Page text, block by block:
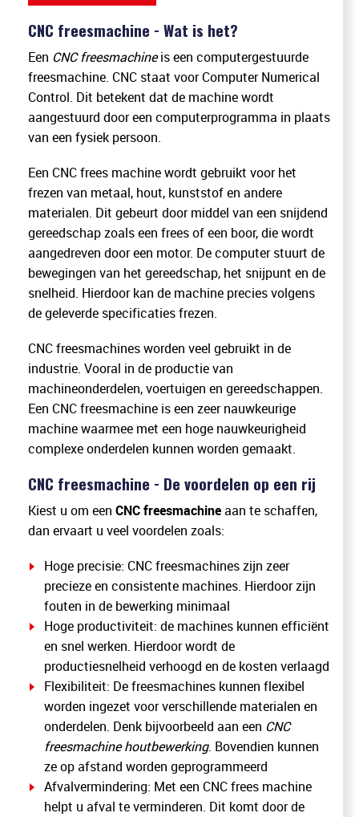
CNC freesmachine - Wat is het?
Een CNC freesmachineis een computergestuurde
freesmachine. CNC staat voor Computer Numerical
Control. Dit betekent dat de machine wordt
aangestuurd door een computerprogramma in plaats
van een fysiek persoon.
Een CNC frees machine wordt gebruikt voor het
frezen van metaal, hout, kunststof en andere
materialen. Dit gebeurt door middel van een snijdend
gereedschap zoals een frees of een boor, die wordt
aangedreven door een motor. De computer stuurt de
bewegingen van het gereedschap, het snijpunt en de
snelheid. Hierdoor kan de machine precies volgens
de geleverde specificaties frezen.
CNC freesmachines worden veel gebruikt in de
industrie. Vooral in de productie van
machineonderdelen, voertuigen en gereedschappen.
Een CNC freesmachine is een zeer nauwkeurige
machine waarmee met een hoge nauwkeurigheid
complexe onderdelen kunnen worden gemaakt.
CNC freesmachine - De voordelen op een rij
Kiest u om een CNC freesmachineaan te schaffen,
dan ervaart u veel voordelen zoals:
Hoge precisie: CNC freesmachines zijn zeer
precieze en consistente machines. Hierdoor zijn
fouten in de bewerking minimaal
Hoge productiviteit: de machines kunnen efficiënt
en snel werken. Hierdoor wordt de
productiesnelheid verhoogd en de kosten verlaagd
Flexibiliteit: De freesmachines kunnen flexibel
worden ingezet voor verschillende materialen en
onderdelen. Denk bijvoorbeeld aan een CNC
freesmachine houtbewerking. Bovendien kunnen
ze op afstand worden geprogrammeerd
Afvalvermindering: Met een CNC frees machine
helpt u afval te verminderen. Dit komt door de